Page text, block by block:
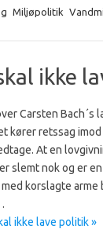
Miljøpolitik
ikke
Carsten Bach´s
kører retssag
At en
slemt nok og er
korslagte arme
ikke lave politik »